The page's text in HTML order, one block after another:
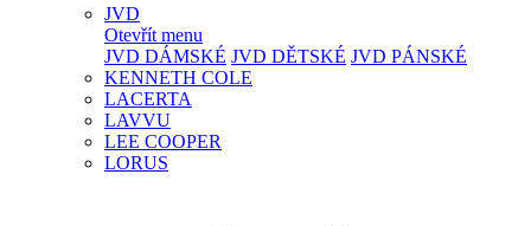
JVD
Otevřít menu
JVD DÁMSKÉ JVD DĚTSKÉ JVD PÁNSKÉ
KENNETH COLE
LACERTA
LAVVU
LEE COOPER
LORUS